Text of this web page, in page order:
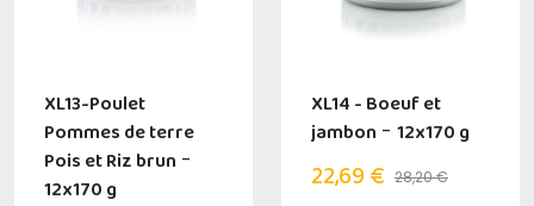
XL13-Poulet
Pommes de terre
Pois et Riz brun -
12x170 g
XL14 - Boeuf et
jambon - 12x170 g
22,69 € 28,20 €